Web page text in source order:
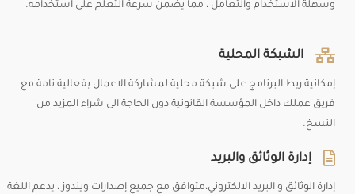
وسهلة الاستخدام والتعامل ، مما يضمن سرعة التعلم على استخدامه.
الشبكة المحلية
إمكانية ربط البرنامج على شبكة محلية لمشاركة الاعمال بفعالية تامة مع
فريق عملك داخل المؤسسة القانونية دون الحاجة الى شراء المزيد من
النسخ.
إدارة الوثائق والبريد
إدارة الوثائق و البريد الالكتروني،متوافق مع جميع إصدارات ويندوز ، يدعم اللغة